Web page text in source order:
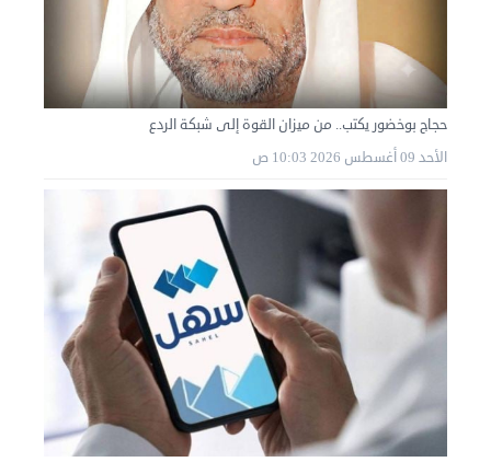
حجاج بوخضور يكتب.. من ميزان القوة إلى شبكة الردع
الأحد 09 أغسطس 2026 10:03 ص